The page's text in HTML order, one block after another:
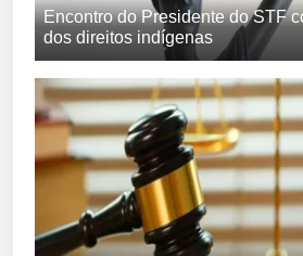
Encontro do Presidente do STF
dos direitos indígenas